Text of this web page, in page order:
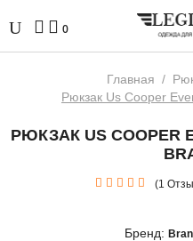
0
Главная /
Рюкзак Us Cooper
РЮКЗАК US COOPER
(1
Бренд: